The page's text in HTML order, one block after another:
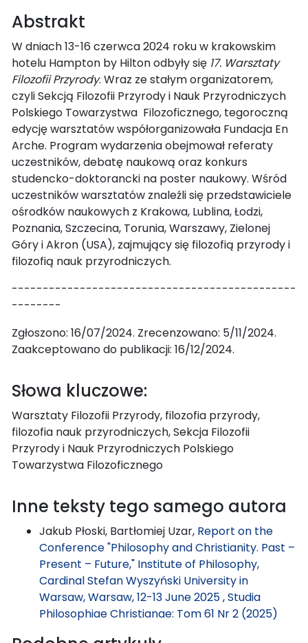
Abstrakt
W dniach 13-16 czerwca 2024 roku w krakowskim
hotelu Hampton by Hilton odbyły się 17. Warsztaty
Filozofii Przyrody. Wraz ze stałym organizatorem,
czyli Sekcją Filozofii Przyrody i Nauk Przyrodniczych
Polskiego Towarzystwa Filozoficznego, tegoroczną
edycję warsztatów współorganizowała Fundacja En
Arche. Program wydarzenia obejmował referaty
uczestników, debatę naukową oraz konkurs
studencko-doktorancki na poster naukowy. Wśród
uczestników warsztatów znaleźli się przedstawiciele
ośrodków naukowych z Krakowa, Lublina, Łodzi,
Poznania, Szczecina, Torunia, Warszawy, Zielonej
Góry i Akron (USA), zajmujący się filozofią przyrody i
filozofią nauk przyrodniczych.
----------------------------------------------
--------
Zgłoszono: 16/07/2024. Zrecenzowano: 5/11/2024.
Zaakceptowano do publikacji: 16/12/2024.
Słowa kluczowe:
Warsztaty Filozofii Przyrody, filozofia przyrody,
filozofia nauk przyrodniczych, Sekcja Filozofii
Przyrody i Nauk Przyrodniczych Polskiego
Towarzystwa Filozoficznego
Inne teksty tego samego autora
Jakub Płoski, Bartłomiej Uzar, Report on the
Conference "Philosophy and Christianity. Past –
Present – Future," Institute of Philosophy,
Cardinal Stefan Wyszyński University in
Warsaw, Warsaw, 12-13 June 2025,Studia
Philosophiae Christianae: Tom 61 Nr 2 (2025)